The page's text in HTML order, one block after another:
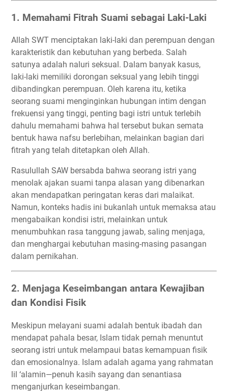
1. Memahami Fitrah Suami sebagai Laki-Laki
Allah SWT menciptakan laki-laki dan perempuan dengan
karakteristik dan kebutuhan yang berbeda. Salah
satunya adalah naluri seksual. Dalam banyak kasus,
laki-laki memiliki dorongan seksual yang lebih tinggi
dibandingkan perempuan. Oleh karena itu, ketika
seorang suami menginginkan hubungan intim dengan
frekuensi yang tinggi, penting bagi istri untuk terlebih
dahulu memahami bahwa hal tersebut bukan semata
bentuk hawa nafsu berlebihan, melainkan bagian dari
fitrah yang telah ditetapkan oleh Allah.
Rasulullah SAW bersabda bahwa seorang istri yang
menolak ajakan suami tanpa alasan yang dibenarkan
akan mendapatkan peringatan keras dari malaikat.
Namun, konteks hadis ini bukanlah untuk memaksa atau
mengabaikan kondisi istri, melainkan untuk
menumbuhkan rasa tanggung jawab, saling menjaga,
dan menghargai kebutuhan masing-masing pasangan
dalam pernikahan.
2. Menjaga Keseimbangan antara Kewajiban
dan Kondisi Fisik
Meskipun melayani suami adalah bentuk ibadah dan
mendapat pahala besar, Islam tidak pernah menuntut
seorang istri untuk melampaui batas kemampuan fisik
dan emosionalnya. Islam adalah agama yang rahmatan
lil ‘alamin—penuh kasih sayang dan senantiasa
menganjurkan keseimbangan.